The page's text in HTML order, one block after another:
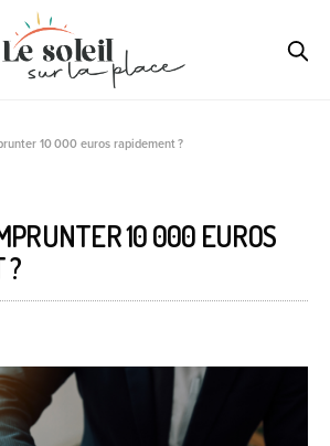
10 000 euros rapidement ?
10 000 EUROS
?